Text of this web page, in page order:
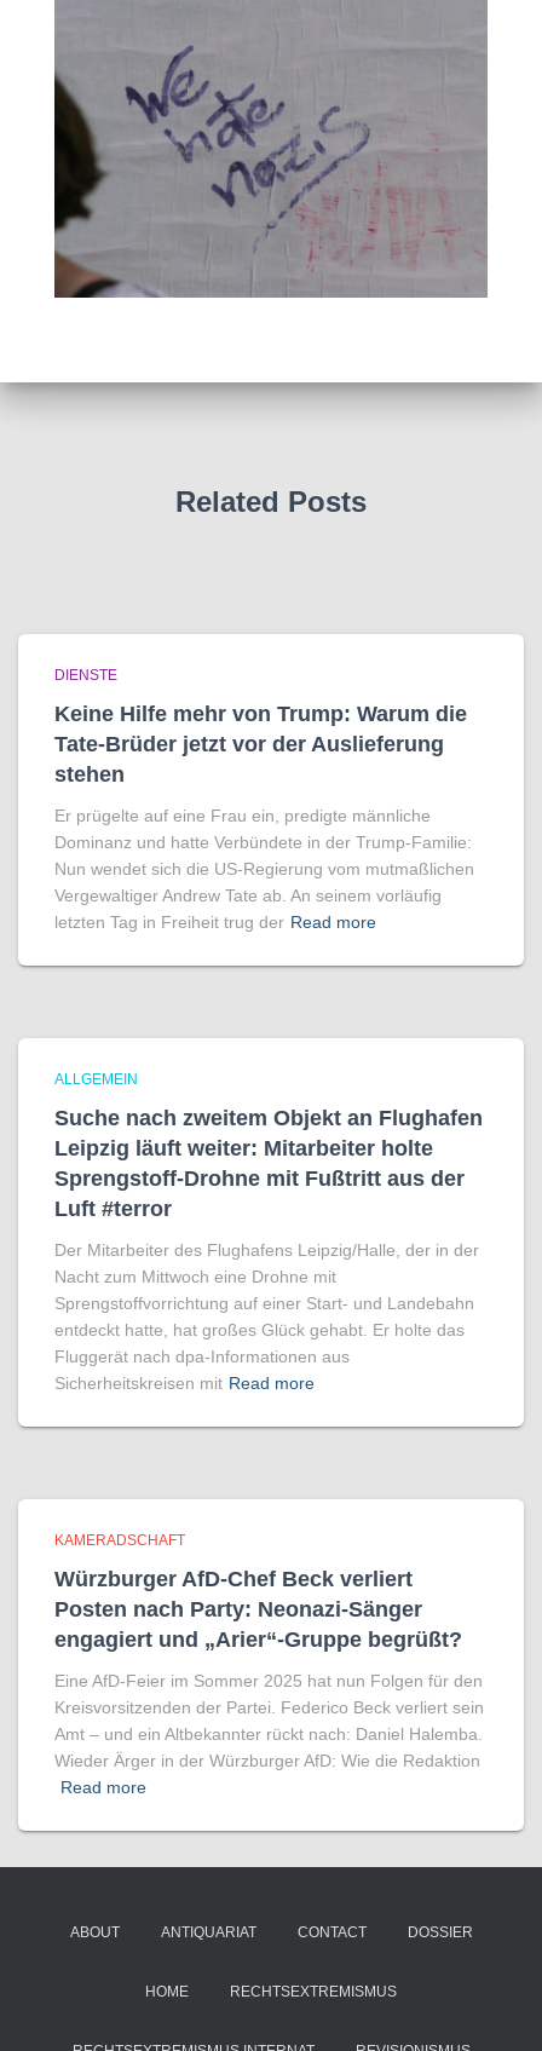
Related Posts
DIENSTE
Keine Hilfe mehr von Trump: Warum die
Tate-Brüder jetzt vor der Auslieferung
stehen
Er prügelte auf eine Frau ein, predigte männliche
Dominanz und hatte Verbündete in der Trump-Familie:
Nun wendet sich die US-Regierung vom mutmaßlichen
Vergewaltiger Andrew Tate ab. An seinem vorläufig
letzten Tag in Freiheit trug der Read more
ALLGEMEIN
Suche nach zweitem Objekt an Flughafen
Leipzig läuft weiter: Mitarbeiter holte
Sprengstoff-Drohne mit Fußtritt aus der
Luft #terror
Der Mitarbeiter des Flughafens Leipzig/Halle, der in der
Nacht zum Mittwoch eine Drohne mit
Sprengstoffvorrichtung auf einer Start- und Landebahn
entdeckt hatte, hat großes Glück gehabt. Er holte das
Fluggerät nach dpa-Informationen aus
Sicherheitskreisen mit Read more
KAMERADSCHAFT
Würzburger AfD-Chef Beck verliert
Posten nach Party: Neonazi-Sänger
engagiert und „Arier“-Gruppe begrüßt?
Eine AfD-Feier im Sommer 2025 hat nun Folgen für den
Kreisvorsitzenden der Partei. Federico Beck verliert sein
Amt – und ein Altbekannter rückt nach: Daniel Halemba.
Wieder Ärger in der Würzburger AfD: Wie die Redaktion
Read more
ABOUT ANTIQUARIAT CONTACT DOSSIER
HOME RECHTSEXTREMISMUS